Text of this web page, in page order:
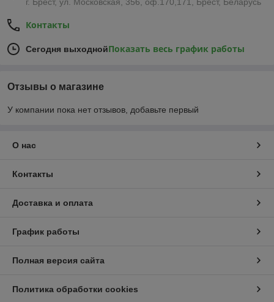
г. Брест, ул. Московская, 356, оф.170,171, Брест, Беларусь
Контакты
Сегодня выходнойПоказать весь график работы
Отзывы о магазине
У компании пока нет отзывов, добавьте первый
О нас
Контакты
Доставка и оплата
График работы
Полная версия сайта
Политика обработки cookies